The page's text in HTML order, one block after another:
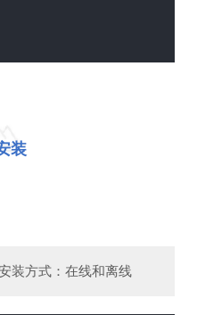
装
装方式：在线和离线